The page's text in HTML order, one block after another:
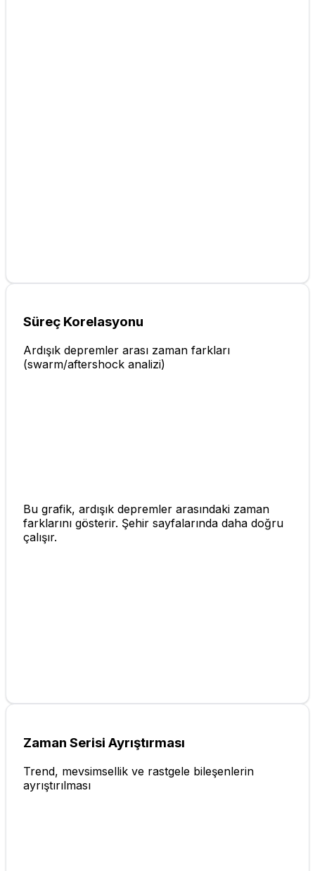
Süreç Korelasyonu
Ardışık depremler arası zaman farkları
(swarm/aftershock analizi)
Bu grafik, ardışık depremler arasındaki zaman
farklarını gösterir. Şehir sayfalarında daha doğru
çalışır.
Zaman Serisi Ayrıştırması
Trend, mevsimsellik ve rastgele bileşenlerin
ayrıştırılması